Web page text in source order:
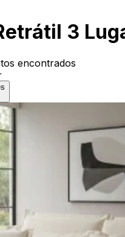
3
encontrados